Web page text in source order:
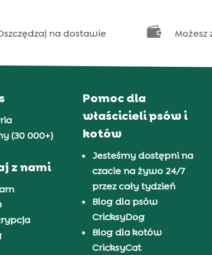
na dostawie  Możesz
(30 000+)
z nami
Pomoc dla
właścicieli psów i
kotów
Jesteśmy dostępni na
czacie na żywo 24/7
przez cały tydzień
Blog dla psów
CricksyDog
Blog dla kotów
CricksyCat